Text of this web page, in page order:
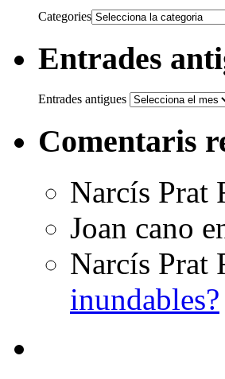
Categories
Entrades
Entrades antigues
Comentaris
Narcís Prat
Joan cano
Narcís Prat
inundables?